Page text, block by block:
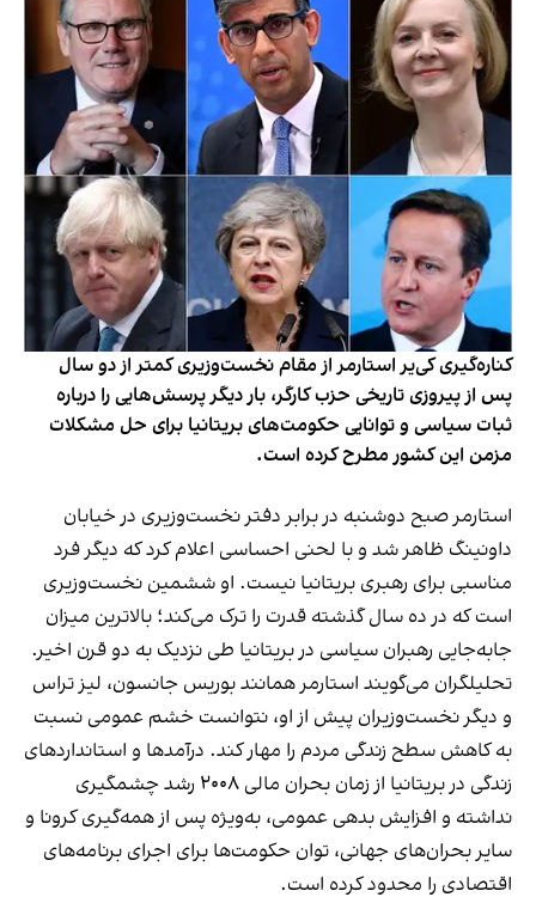
کناره‌گیری کی‌یر استارمر از مقام نخست‌وزیری کمتر از دو سال
پس از پیروزی تاریخی حزب کارگر، بار دیگر پرسش‌هایی را درباره
ثبات سیاسی و توانایی حکومت‌های بریتانیا برای حل مشکلات
مزمن این کشور مطرح کرده است.
استارمر صبح دوشنبه در برابر دفتر نخست‌وزیری در خیابان
داونینگ ظاهر شد و با لحنی احساسی اعلام کرد که دیگر فرد
مناسبی برای رهبری بریتانیا نیست. او ششمین نخست‌وزیری
است که در ده سال گذشته قدرت را ترک می‌کند؛ بالاترین میزان
جابه‌جایی رهبران سیاسی در بریتانیا طی نزدیک به دو قرن اخیر.
تحلیلگران می‌گویند استارمر همانند بوریس جانسون، لیز تراس
و دیگر نخست‌وزیران پیش از او، نتوانست خشم عمومی نسبت
به کاهش سطح زندگی مردم را مهار کند. درآمدها و استانداردهای
زندگی در بریتانیا از زمان بحران مالی ۲۰۰۸ رشد چشمگیری
نداشته و افزایش بدهی عمومی، به‌ویژه پس از همه‌گیری کرونا و
سایر بحران‌های جهانی، توان حکومت‌ها برای اجرای برنامه‌های
اقتصادی را محدود کرده است.